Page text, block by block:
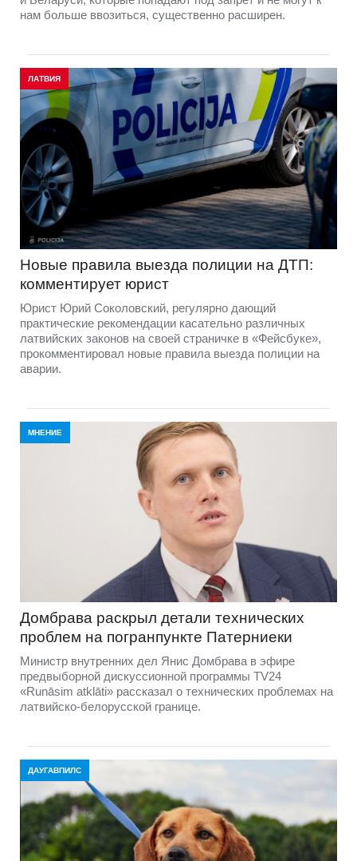
нам больше ввозиться, существенно расширен.
ЛАТВИЯ
Новые правила выезда полиции на ДТП:
комментирует юрист
Юрист Юрий Соколовский, регулярно дающий
практические рекомендации касательно различных
латвийских законов на своей страничке в «Фейсбуке»,
прокомментировал новые правила выезда полиции на
аварии.
МНЕНИЕ
Домбравa раскрыл детали технических
проблем на погранпункте Патерниеки
Министр внутренних дел Янис Домбрава в эфире
предвыборной дискуссионной программы TV24
«Runāsim atklāti» рассказал о технических проблемах на
латвийско-белорусской границе.
ДАУГАВПИЛС